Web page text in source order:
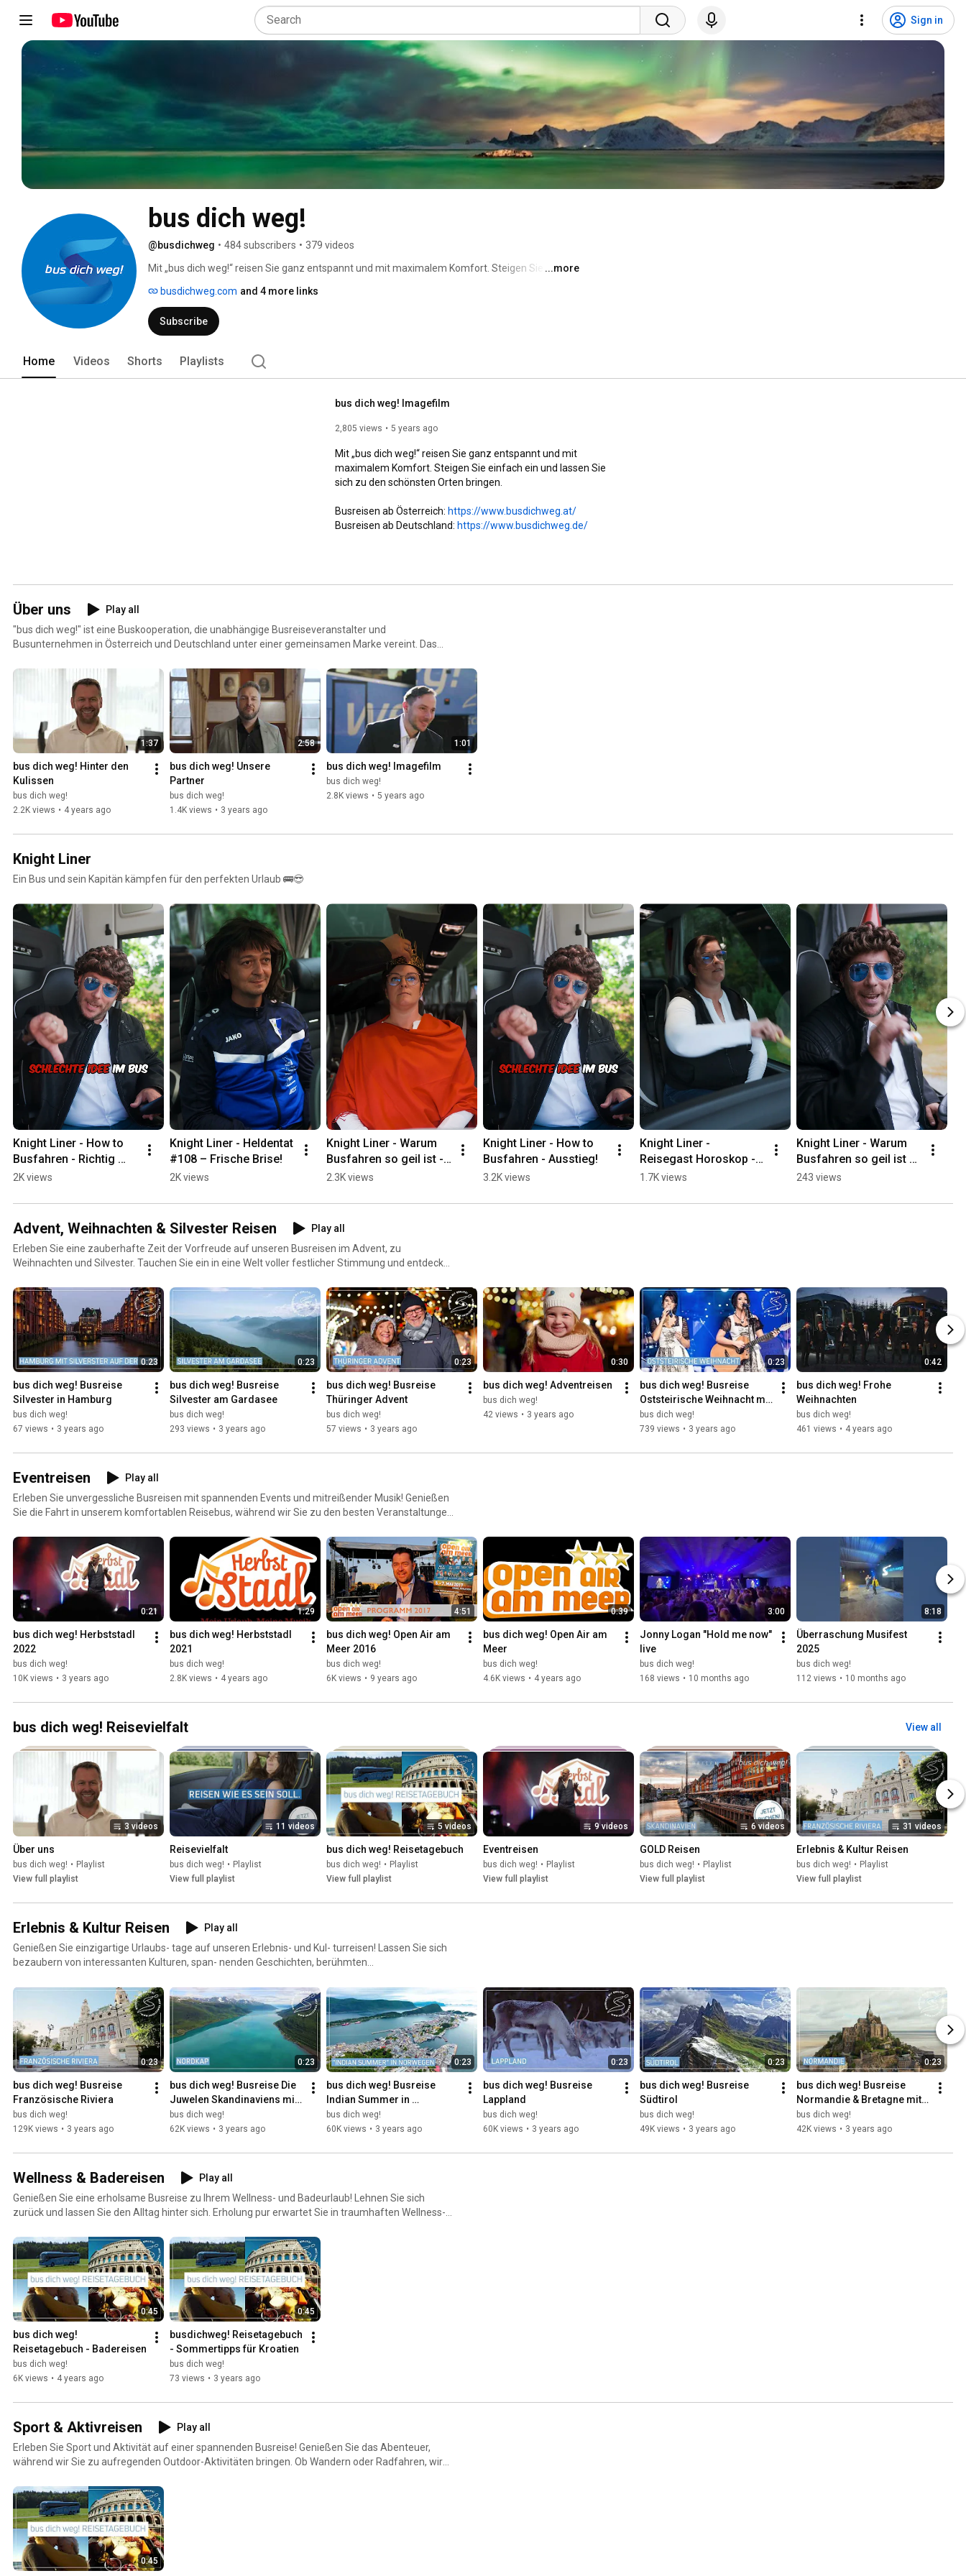
Sign in
bus dich weg!
@busdichweg • 484 subscribers • 379 videos
Mit „bus dich weg!“ reisen Sie ganz entspannt und mit maximalem Komfort. Steigen Sie
Stau oder lästiger Parkplatzsuche.
...more
busdichweg.com and 4 more links
Subscribe
Home Videos Shorts Playlists
bus dich weg! Imagefilm
2,805 views 5 years ago
Mit „bus dich weg!“ reisen Sie ganz entspannt und mit
maximalem Komfort. Steigen Sie einfach ein und lassen Sie
sich zu den schönsten Orten bringen.
Busreisen ab Österreich: https://www.busdichweg.at/
https://www.busdichweg.de/
Über uns
Play all
"bus dich weg!" ist eine Buskooperation, die unabhängige Busreiseveranstalter und
Busunternehmen in Österreich und Deutschland unter einer gemeinsamen Marke vereint. Das
attraktiveres Reiseangebot für die Kunden zu schaffen. Die Kooperation wächst stetig und nimmt
weiterhin neue Partner in unterschiedlichen Regionen auf. Das Ziel ist es, ein flächendeckendes
Netzwerk aufzubauen, um den Kunden in vielen Regionen entsprechende Reisen mit 100%
Durchführungsgarantie anbieten zu können.
1:37
bus dich weg! Hinter den
Kulissen
bus dich weg!
2.2K views • 4 years ago
2:58
bus dich weg! Unsere
Partner
bus dich weg!
1.4K views • 3 years ago
1:01
bus dich weg! Imagefilm
bus dich weg!
2.8K views • 5 years ago
Knight Liner
Ein Bus und sein Kapitän kämpfen für den perfekten Urlaub 🚌😎
Knight Liner - How to
Busfahren - Richtig
schlafen! 😴
2K views
Knight Liner - Heldentat
#108 – Frische Brise!
2K views
Knight Liner - Warum
Busfahren so geil ist -
Gast ist König!
2.3K views
Knight Liner - How to
Busfahren - Ausstieg!
3.2K views
Knight Liner -
Reisegast Horoskop -
Jungfrau!
1.7K views
Knight Liner - Warum
Busfahren so geil ist –
Freude am Gast 🥳🎉
243 views
Advent, Weihnachten & Silvester Reisen
Play all
Erleben Sie eine zauberhafte Zeit der Vorfreude auf unseren Busreisen im Advent, zu
Weihnachten und Silvester. Tauchen Sie ein in eine Welt voller festlicher Stimmung und entdecken
gemütliche Atmosphäre während unserer Reisen und lassen Sie sich von der Magie der Feiertage
verzaubern. Feiern Sie den Jahreswechsel mit uns auf unseren Silvesterreisen und begrüßen Sie
das neue Jahr in ausgelassener Gesellschaft. Erleben Sie unvergessliche Momente voller Freude,
Genuss und gemeinsamer Erinnerungen auf unseren besinnlichen Busreisen in der festlichen
Jahreszeit.
0:23
bus dich weg! Busreise
Silvester in Hamburg
bus dich weg!
67 views • 3 years ago
0:23
bus dich weg! Busreise
Silvester am Gardasee
bus dich weg!
293 views • 3 years ago
0:23
bus dich weg! Busreise
Thüringer Advent
bus dich weg!
57 views • 3 years ago
0:30
bus dich weg! Adventreisen
bus dich weg!
42 views • 3 years ago
0:23
bus dich weg! Busreise
Oststeirische Weihnacht mit
Nicki & Tina
bus dich weg!
739 views • 3 years ago
0:42
bus dich weg! Frohe
Weihnachten
bus dich weg!
461 views • 4 years ago
Eventreisen
Play all
Erleben Sie unvergessliche Busreisen mit spannenden Events und mitreißender Musik! Genießen
Sie die Fahrt in unserem komfortablen Reisebus, während wir Sie zu den besten Veranstaltungen
voller Musik und Unterhaltung.
0:21
bus dich weg! Herbststadl
2022
bus dich weg!
10K views • 3 years ago
1:29
bus dich weg! Herbststadl
2021
bus dich weg!
2.8K views • 4 years ago
4:51
bus dich weg! Open Air am
Meer 2016
bus dich weg!
6K views • 9 years ago
0:39
bus dich weg! Open Air am
Meer
bus dich weg!
4.6K views • 4 years ago
3:00
Jonny Logan "Hold me now"
live
bus dich weg!
168 views • 10 months ago
8:18
Überraschung Musifest
2025
bus dich weg!
112 views • 10 months ago
bus dich weg! Reisevielfalt View all
3 videos
Über uns
bus dich weg! • Playlist
View full playlist
11 videos
Reisevielfalt
bus dich weg! • Playlist
View full playlist
5 videos
bus dich weg! Reisetagebuch
bus dich weg! • Playlist
View full playlist
9 videos
Eventreisen
bus dich weg! • Playlist
View full playlist
6 videos
GOLD Reisen
bus dich weg! • Playlist
View full playlist
31 videos
Erlebnis & Kultur Reisen
bus dich weg! • Playlist
View full playlist
Erlebnis & Kultur Reisen
Play all
Genießen Sie einzigartige Urlaubs- tage auf unseren Erlebnis- und Kul- turreisen! Lassen Sie sich
bezaubern von interessanten Kulturen, span- nenden Geschichten, berühmten
Reisen mit Führungen und Reiseleitung - Ausgewählte Top-Hotels - Die schönsten Reiseziele -
100% Durchführungsgarantie
0:23
bus dich weg! Busreise
Französische Riviera
bus dich weg!
129K views • 3 years ago
0:23
bus dich weg! Busreise Die
Juwelen Skandinaviens mit
Nordkap
bus dich weg!
62K views • 3 years ago
0:23
bus dich weg! Busreise
Indian Summer in
Norwegen
bus dich weg!
60K views • 3 years ago
0:23
bus dich weg! Busreise
Lappland
bus dich weg!
60K views • 3 years ago
0:23
bus dich weg! Busreise
Südtirol
bus dich weg!
49K views • 3 years ago
0:23
bus dich weg! Busreise
Normandie & Bretagne mit
Belle Ile
bus dich weg!
42K views • 3 years ago
Wellness & Badereisen
Play all
Genießen Sie eine erholsame Busreise zu Ihrem Wellness- und Badeurlaub! Lehnen Sie sich
zurück und lassen Sie den Alltag hinter sich. Erholung pur erwartet Sie in traumhaften Wellness-
Sie bei Massagen und lassen Sie sich bei Beauty-Anwendungen verwöhnen. Freuen Sie sich auf
kulinarische Highlights und erstklassige Unterkünfte. Unsere Wellness & Badereisen bietet Ihnen
die perfekte Kombination aus Entspannung und Erholung.
0:45
bus dich weg!
Reisetagebuch - Badereisen
bus dich weg!
6K views • 4 years ago
0:45
busdichweg! Reisetagebuch
- Sommertipps für Kroatien
bus dich weg!
73 views • 3 years ago
Sport & Aktivreisen
Play all
Erleben Sie Sport und Aktivität auf einer spannenden Busreise! Genießen Sie das Abenteuer,
während wir Sie zu aufregenden Outdoor-Aktivitäten bringen. Ob Wandern oder Radfahren, wir
ausgestattet, was Sie benötigen, um sich auf der Reise wohlzufühlen. Entdecken Sie neue
Landschaften, knüpfen Sie neue Kontakte und lassen Sie sich von der Energie der Gruppe
mitreißen. Buchen Sie jetzt Ihre Sport- und Aktiv-Busreise und erleben Sie unvergessliche
Abenteuer!
0:45